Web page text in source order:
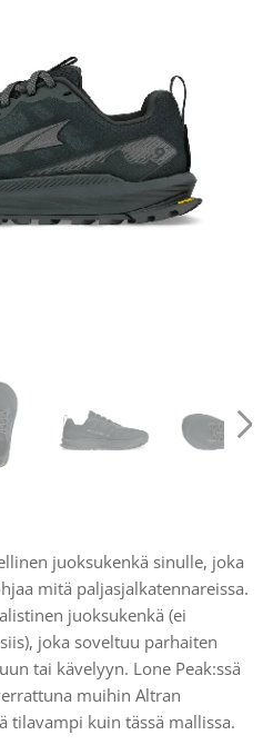
juoksukenkä sinulle, joka
mitä paljasjalkatennareissa.
juoksukenkä (ei
joka soveltuu parhaiten
tai kävelyyn. Lone Peak:ssä
muihin Altran
tilavampi kuin tässä mallissa.